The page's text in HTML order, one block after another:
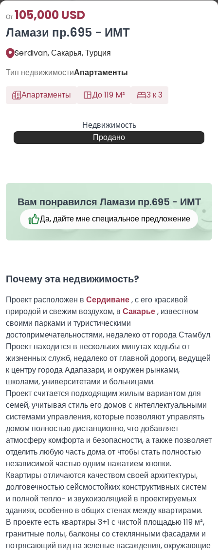
Ламази пр.695 - ИМТ
От105,000 USD
Serdivan, Сакарья, Турция
Тип недвижимостиАпартаменты
Апартаменты
До 119 M² 3 к 3
Недвижимость
Продано
Вам понравился Ламази пр.695 - ИМТ
Да, дайте мне специальное предложение
Почему эта недвижимость?
Проект расположен в Сердиване, с его красивой
природой и свежим воздухом, в Сакарье, известном
своими парками и туристическими
достопримечательностями, недалеко от города Стамбул.
Проект находится в нескольких минутах ходьбы от
жизненных служб, недалеко от главной дороги, ведущей
к центру города Адапазари, и окружен рынками,
школами, университетами и больницами.
Проект считается подходящим жилым вариантом для
семей, учитывая стиль его домов с интеллектуальными
системами управления, которые позволяют управлять
домом полностью дистанционно, что добавляет
атмосферу комфорта и безопасности, а также позволяет
отделить любую часть дома от чтобы стать полностью
независимой частью одним нажатием кнопки.
Квартиры отличаются качеством своей архитектуры,
долговечностью сейсмостойких конструктивных систем
и полной тепло- и звукоизоляцией в проектируемых
зданиях, особенно в общих стенах между квартирами.
В проекте есть квартиры 3+1 с чистой площадью 119 м²,
гранитные полы, балконы со стеклянными фасадами и
потрясающий вид на зеленые насаждения, окружающие